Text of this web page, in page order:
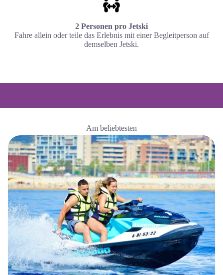
2 Personen pro Jetski
Fahre allein oder teile das Erlebnis mit einer Begleitperson auf
demselben Jetski.
Am beliebtesten